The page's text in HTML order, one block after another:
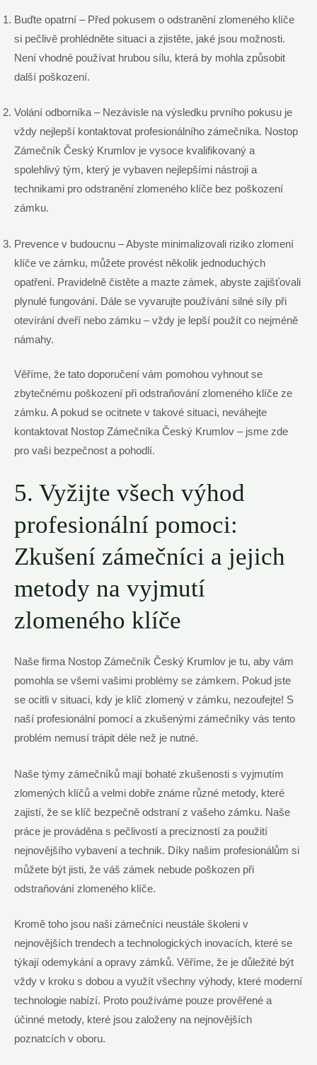
Buďte opatrní – Před pokusem o odstranění zlomeného klíče
si pečlivě prohlédněte situaci a zjistěte, jaké jsou možnosti.
Není vhodné používat hrubou sílu, která by mohla způsobit
další poškození.
Volání odborníka – Nezávisle na výsledku prvního pokusu je
vždy nejlepší kontaktovat profesionálního zámečníka. Nostop
Zámečník Český Krumlov je vysoce kvalifikovaný a
spolehlivý tým, který je vybaven nejlepšími nástroji a
technikami pro odstranění zlomeného klíče bez poškození
zámku.
Prevence v budoucnu – Abyste minimalizovali riziko zlomení
klíče ve zámku, můžete provést několik jednoduchých
opatření. Pravidelně čistěte a mazte zámek, abyste zajišťovali
plynulé fungování. Dále se vyvarujte používání silné síly při
otevírání dveří nebo zámku – vždy je lepší použít co nejméně
námahy.
Věříme, že tato doporučení vám pomohou vyhnout se
zbytečnému poškození při odstraňování zlomeného klíče ze
zámku. A pokud se ocitnete v takové situaci, neváhejte
kontaktovat Nostop Zámečníka Český Krumlov – jsme zde
pro vaši bezpečnost a pohodlí.
5. Vyžijte všech výhod
profesionální pomoci:
Zkušení zámečníci a jejich
metody na vyjmutí
zlomeného klíče
Naše firma Nostop Zámečník Český Krumlov je tu, aby vám
pomohla se všemi vašimi problémy se zámkem. Pokud jste
se ocitli v situaci, kdy je klíč zlomený v zámku, nezoufejte! S
naší profesionální pomocí a zkušenými zámečníky vás tento
problém nemusí trápit déle než je nutné.
Naše týmy zámečníků mají bohaté zkušenosti s vyjmutím
zlomených klíčů a velmi dobře známe různé metody, které
zajistí, že se klíč bezpečně odstraní z vašeho zámku. Naše
práce je prováděna s pečlivostí a precizností za použití
nejnovějšího vybavení a technik. Díky našim profesionálům si
můžete být jisti, že váš zámek nebude poškozen při
odstraňování zlomeného klíče.
Kromě toho jsou naši zámečníci neustále školeni v
nejnovějších trendech a technologických inovacích, které se
týkají odemykání a opravy zámků. Věříme, že je důležité být
vždy v kroku s dobou a využít všechny výhody, které moderní
technologie nabízí. Proto používáme pouze prověřené a
účinné metody, které jsou založeny na nejnovějších
poznatcích v oboru.